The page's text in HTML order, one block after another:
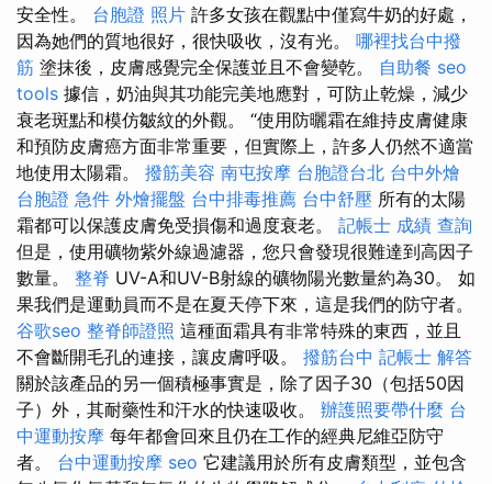
安全性。 台胞證 照片 許多女孩在觀點中僅寫牛奶的好處，
因為她們的質地很好，很快吸收，沒有光。 哪裡找台中撥
筋 塗抹後，皮膚感覺完全保護並且不會變乾。 自助餐 seo
tools 據信，奶油與其功能完美地應對，可防止乾燥，減少
衰老斑點和模仿皺紋的外觀。 “使用防曬霜在維持皮膚健康
和預防皮膚癌方面非常重要，但實際上，許多人仍然不適當
地使用太陽霜。 撥筋美容 南屯按摩 台胞證台北 台中外燴
台胞證 急件 外燴擺盤 台中排毒推薦 台中舒壓 所有的太陽
霜都可以保護皮膚免受損傷和過度衰老。 記帳士 成績 查詢
但是，使用礦物紫外線過濾器，您只會發現很難達到高因子
數量。 整脊 UV-A和UV-B射線的礦物陽光數量約為30。 如
果我們是運動員而不是在夏天停下來，這是我們的防守者。
谷歌seo 整脊師證照 這種面霜具有非常特殊的東西，並且
不會斷開毛孔的連接，讓皮膚呼吸。 撥筋台中 記帳士 解答
關於該產品的另一個積極事實是，除了因子30（包括50因
子）外，其耐藥性和汗水的快速吸收。 辦護照要帶什麼 台
中運動按摩 每年都會回來且仍在工作的經典尼維亞防守
者。 台中運動按摩 seo 它建議用於所有皮膚類型，並包含